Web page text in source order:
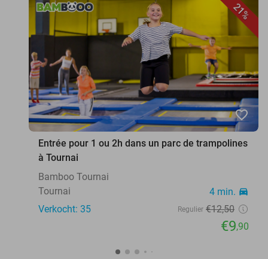
21%
favorite_border
Entrée pour 1 ou 2h dans un parc de trampolines
à Tournai
Bamboo Tournai
Tournai
4 min. directions_car
Verkocht: 35 Regulier €12,50
€9,90